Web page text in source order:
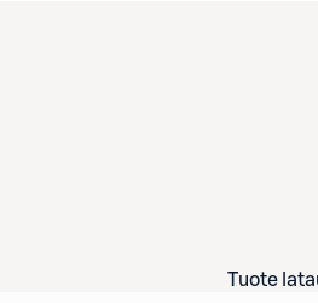
Tuote